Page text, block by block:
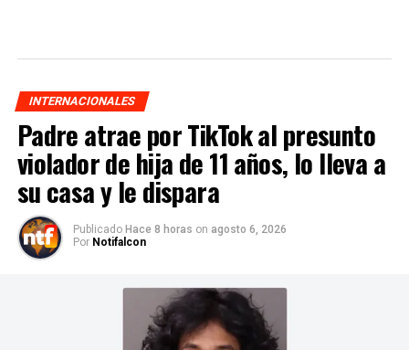
INTERNACIONALES
Padre atrae por TikTok al presunto
violador de hija de 11 años, lo lleva a
su casa y le dispara
Publicado Hace 8 horas on agosto 6, 2026
Por Notifalcon